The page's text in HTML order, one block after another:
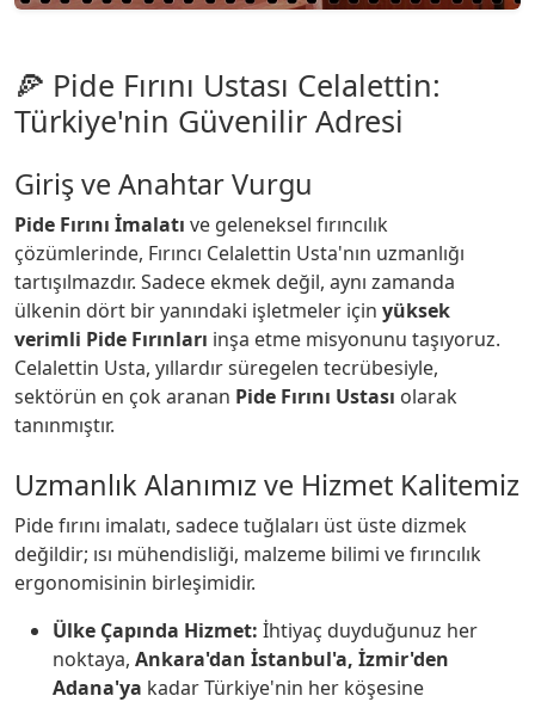
🍕 Pide Fırını Ustası Celalettin:
Türkiye'nin Güvenilir Adresi
Giriş ve Anahtar Vurgu
Pide Fırını İmalatı ve geleneksel fırıncılık
çözümlerinde, Fırıncı Celalettin Usta'nın uzmanlığı
tartışılmazdır. Sadece ekmek değil, aynı zamanda
ülkenin dört bir yanındaki işletmeler için yüksek
verimli Pide Fırınları inşa etme misyonunu taşıyoruz.
Celalettin Usta, yıllardır süregelen tecrübesiyle,
sektörün en çok aranan Pide Fırını Ustası olarak
tanınmıştır.
Uzmanlık Alanımız ve Hizmet Kalitemiz
Pide fırını imalatı, sadece tuğlaları üst üste dizmek
değildir; ısı mühendisliği, malzeme bilimi ve fırıncılık
ergonomisinin birleşimidir.
Ülke Çapında Hizmet: İhtiyaç duyduğunuz her
noktaya, Ankara'dan İstanbul'a, İzmir'den
Adana'ya kadar Türkiye'nin her köşesine